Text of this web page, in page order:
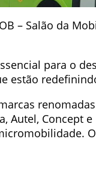
– Salão da
para o
estão
Autel,